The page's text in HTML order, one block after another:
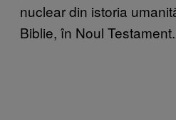
nuclear din istoria
Biblie, în Noul Testament.